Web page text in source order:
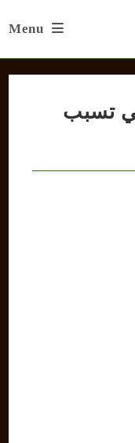
Menu
تسبب